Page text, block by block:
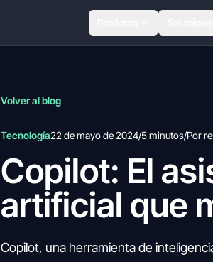
Volver al blog
Tecnología22 de mayo de 2024/5 minutos/Por
Copilot: El
artificial que
Copilot, una herramienta de